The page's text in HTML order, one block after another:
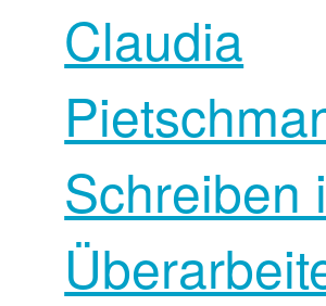
Claudia
Schreiben